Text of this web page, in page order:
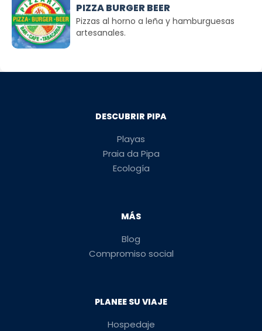
PIZZA BURGER BEER
Pizzas al horno a leña y hamburguesas
artesanales.
DESCUBRIR PIPA
Playas
Praia da Pipa
Ecología
MÁS
Blog
Compromiso social
PLANEE SU VIAJE
Hospedaje